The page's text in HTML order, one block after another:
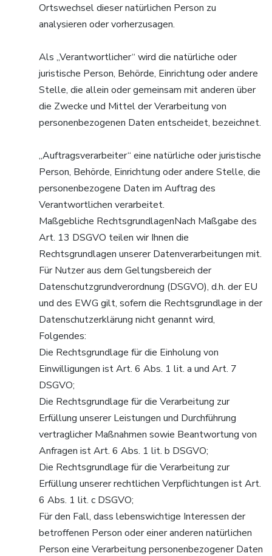
Ortswechsel dieser natürlichen Person zu
analysieren oder vorherzusagen.
Als „Verantwortlicher“ wird die natürliche oder
juristische Person, Behörde, Einrichtung oder andere
Stelle, die allein oder gemeinsam mit anderen über
die Zwecke und Mittel der Verarbeitung von
personenbezogenen Daten entscheidet, bezeichnet.
„Auftragsverarbeiter“ eine natürliche oder juristische
Person, Behörde, Einrichtung oder andere Stelle, die
personenbezogene Daten im Auftrag des
Verantwortlichen verarbeitet.
Maßgebliche RechtsgrundlagenNach Maßgabe des
Art. 13 DSGVO teilen wir Ihnen die
Rechtsgrundlagen unserer Datenverarbeitungen mit.
Für Nutzer aus dem Geltungsbereich der
Datenschutzgrundverordnung (DSGVO), d.h. der EU
und des EWG gilt, sofern die Rechtsgrundlage in der
Datenschutzerklärung nicht genannt wird,
Folgendes:
Die Rechtsgrundlage für die Einholung von
Einwilligungen ist Art. 6 Abs. 1 lit. a und Art. 7
DSGVO;
Die Rechtsgrundlage für die Verarbeitung zur
Erfüllung unserer Leistungen und Durchführung
vertraglicher Maßnahmen sowie Beantwortung von
Anfragen ist Art. 6 Abs. 1 lit. b DSGVO;
Die Rechtsgrundlage für die Verarbeitung zur
Erfüllung unserer rechtlichen Verpflichtungen ist Art.
6 Abs. 1 lit. c DSGVO;
Für den Fall, dass lebenswichtige Interessen der
betroffenen Person oder einer anderen natürlichen
Person eine Verarbeitung personenbezogener Daten